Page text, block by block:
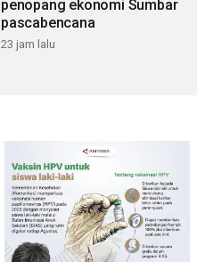
penopang ekonomi Sumbar
pascabencana
23 jam lalu